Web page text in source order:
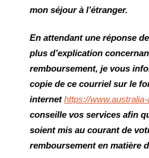
mon séjour à l’étranger.
En attendant une réponse
plus d’explication
remboursement, je vous
copie de ce courriel sur le
internethttps://
conseille vos services afin
soient mis au courant de
remboursement en matière